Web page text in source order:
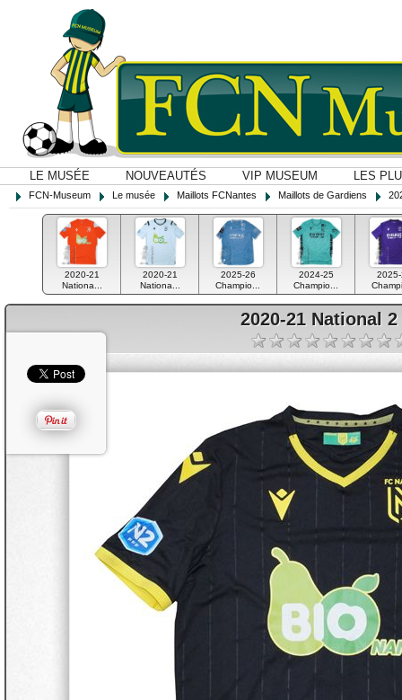
LE MUSÉE NOUVEAUTÉS VIP MUSEUM LES
FCN-Museum Le musée Maillots FCNantes Maillots de Gardiens
2020-21
Nationa...
2020-21
Nationa...
2025-26
Champio...
2024-25
Champio...
2020-21 National